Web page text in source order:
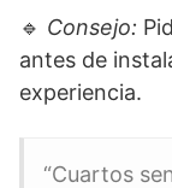
🔹 Consejo:
antes de
experiencia.
“Cuartos